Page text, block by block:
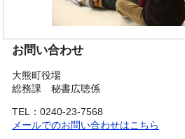
お問い合わせ
大熊町役場
総務課 秘書広聴係
TEL：0240-23-7568
メールでのお問い合わせはこちら